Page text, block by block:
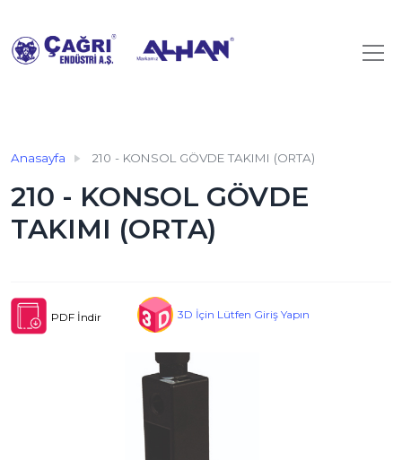
Anasayfa 210 - KONSOL GÖVDE TAKIMI (ORTA)
210 - KONSOL GÖVDE
TAKIMI (ORTA)
PDF İndir 3D İçin Lütfen Giriş Yapın